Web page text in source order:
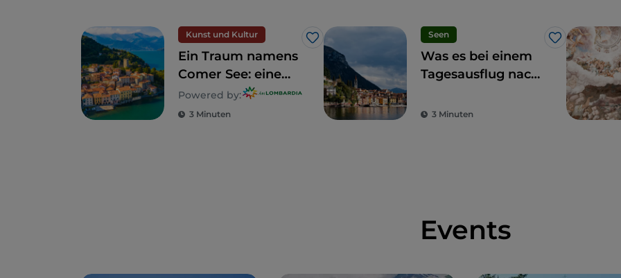
Kunst und Kultur
Like
Ein Traum namens
Comer See: eine
Entdeckungsreise
zu
Powered by:
3 Minuten
Seen
Like
Was es bei einem
Tagesausflug nach
gibt: 7
3 Minuten
Events